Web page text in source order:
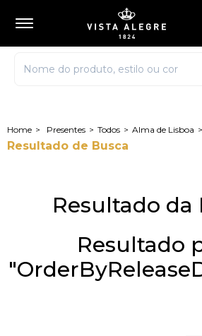
Presentes Todos Alma de Lisboa
Resultado de Busca
Resultado da
Resultado